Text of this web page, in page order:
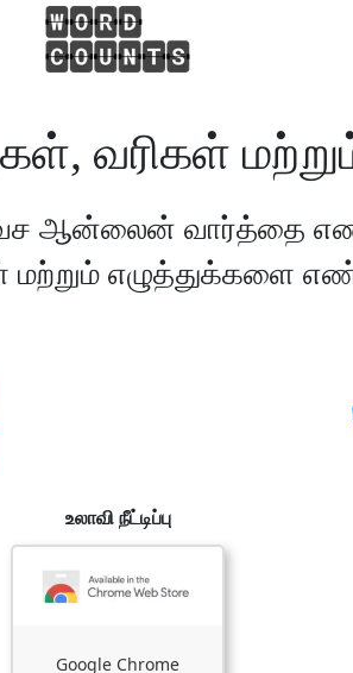
வரிகள்
ஆன்லைன் வார்த்தை
எழுத்துக்களை
உலாவி நீட்டிப்பு
Google Chrome